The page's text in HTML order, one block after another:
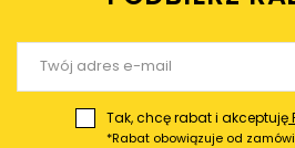
Tak, chcę rabat i akceptuję
*Rabat obowiązuje od